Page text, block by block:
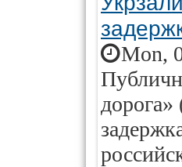
Mon,